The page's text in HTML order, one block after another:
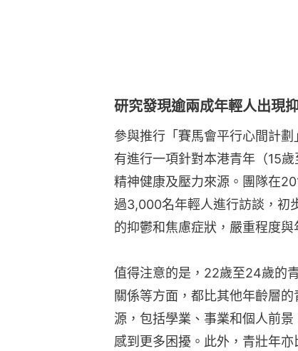
值得注意的是，22歲至24歲的
關係等方面，都比其他年齡層
源，包括學業、事業和個人前
感到更多困擾。此外，青壯年
研究團隊認為，配合青壯年繁
支援或輔導，家人和朋友給予關
機」問卷，用以評估青少年的
導。